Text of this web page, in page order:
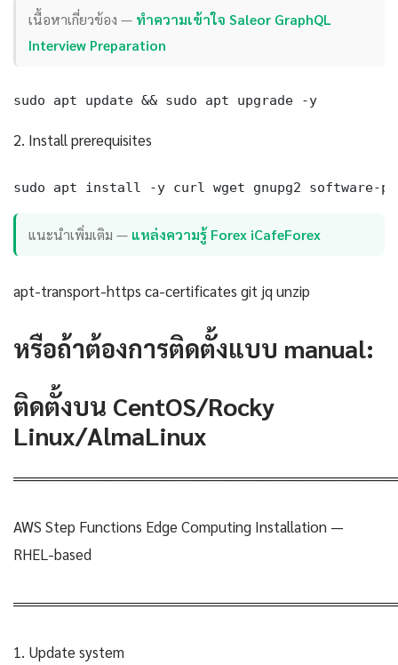
เนื้อหาเกี่ยวข้อง — ทำความเข้าใจ Saleor GraphQL
Interview Preparation
sudo apt update && sudo apt upgrade -y
2. Install prerequisites
sudo apt install -y curl wget gnupg2 software-
แนะนำเพิ่มเติม — แหล่งความรู้ Forex iCafeForex
apt-transport-https ca-certificates git jq unzip
หรือถ้าต้องการติดตั้งแบบ manual:
ติดตั้งบน CentOS/Rocky
Linux/AlmaLinux
AWS Step Functions Edge Computing Installation —
RHEL-based
1. Update system